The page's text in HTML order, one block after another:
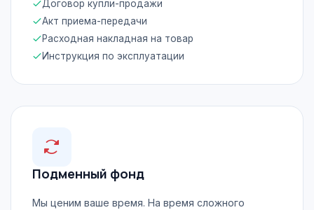
Договор купли-продажи
Акт приема-передачи
Расходная накладная на товар
Инструкция по эксплуатации
Подменный фонд
Мы ценим ваше время. На время сложного